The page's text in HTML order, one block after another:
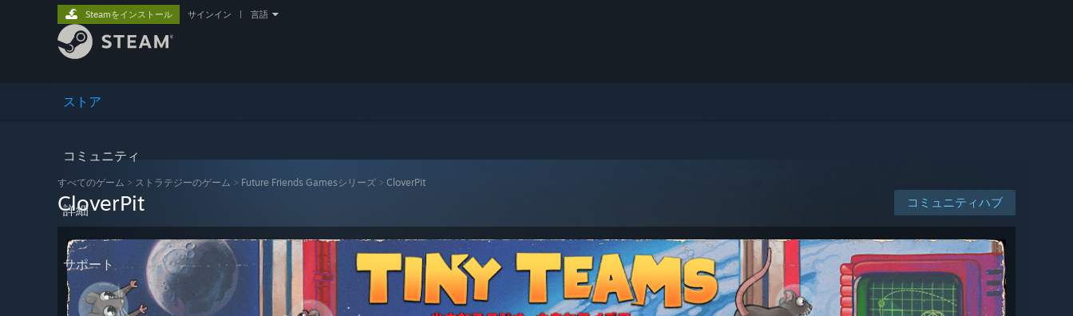
ストア
コミュニティ
詳細
サポート
Steamをインストール サインイン 言語
すべてのゲーム > ストラテジーのゲーム > Future Friends Gamesシリーズ > CloverPit
コミュニティハブ
CloverPit